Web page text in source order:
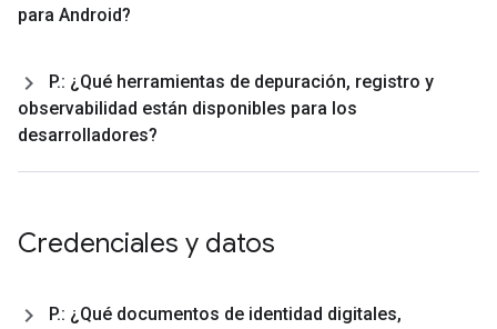
para Android?
P.: ¿Qué herramientas de depuración, registro y
observabilidad están disponibles para los
desarrolladores?
Credenciales y datos
P.: ¿Qué documentos de identidad digitales,